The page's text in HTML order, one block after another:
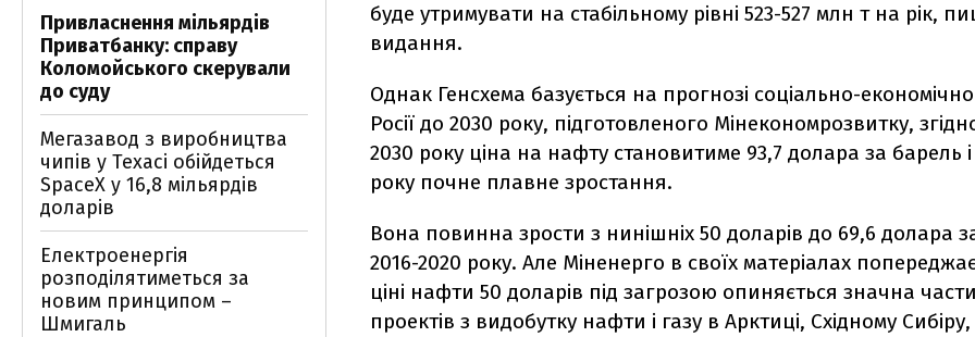
буде утримувати на стабільному рівні 523-527 млн т на рік,
видання.
Однак Генсхема базується на прогнозі соціально-
Росії до 2030 року, підготовленого Мінекономрозвитку,
2030 року ціна на нафту становитиме 93,7 долара за барель
року почне плавне зростання.
Вона повинна зрости з нинішніх 50 доларів до 69,6 долара
2016-2020 року. Але Міненерго в своїх матеріалах
ціні нафти 50 доларів під загрозою опиняється значна
проектів з видобутку нафти і газу в Арктиці, Східному Сибіру,
Привласнення мільярдів
Приватбанку: справу
Коломойського скерували
до суду
Мегазавод з виробництва
чипів у Техасі обійдеться
SpaceX у 16,8 мільярдів
доларів
Електроенергія
розподілятиметься за
новим принципом –
Шмигаль